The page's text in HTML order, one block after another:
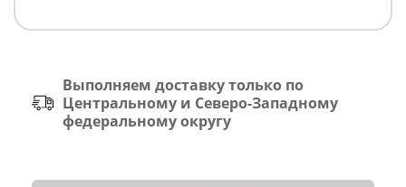
Выполняем доставку только по
Центральному и Северо-Западному
федеральному округу